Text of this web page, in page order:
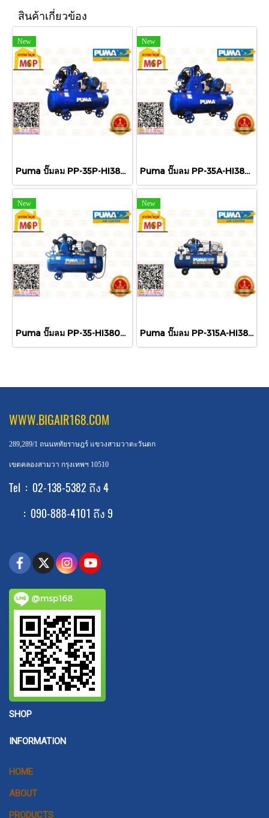
สินค้าเกี่ยวข้อง
New
Puma ปั๊มลม PP-35P-HI380V-MG 3สูบ 315L พร้อมมอเตอร์ HITACHI 5HP 380V
New
Puma ปั๊มลม PP-35A-HI380V-MG 3สูบ 165L พร้อมมอเตอร์ HITACHI 5HP 380V
New
Puma ปั๊มลม PP-35-HI380V-MG 3สูบ 260L พร้อมมอเตอร์ HITACHI 5HP 380V
New
Puma ปั๊มลม PP-315A-HI380V-MG 3สูบ 315L พร้อมมอเตอร์ HITACHI 15HP 380V
WWW.BIGAIR168.COM
289,289/1 ถนนหทัยราษฎร์ แขวงสามวาตะวันตก
เขตคลองสามวา กรุงเทพฯ 10510
Tel : 02-138-5382 ถึง 4
: 090-888-4101 ถึง 9
@msp168
SHOP
INFORMATION
HOME
ABOUT
PRODUCTS